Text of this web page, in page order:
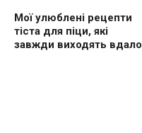
Мої улюблені рецепти
тіста для піци, які
завжди виходять вдало